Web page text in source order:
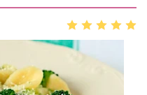
2 3 4